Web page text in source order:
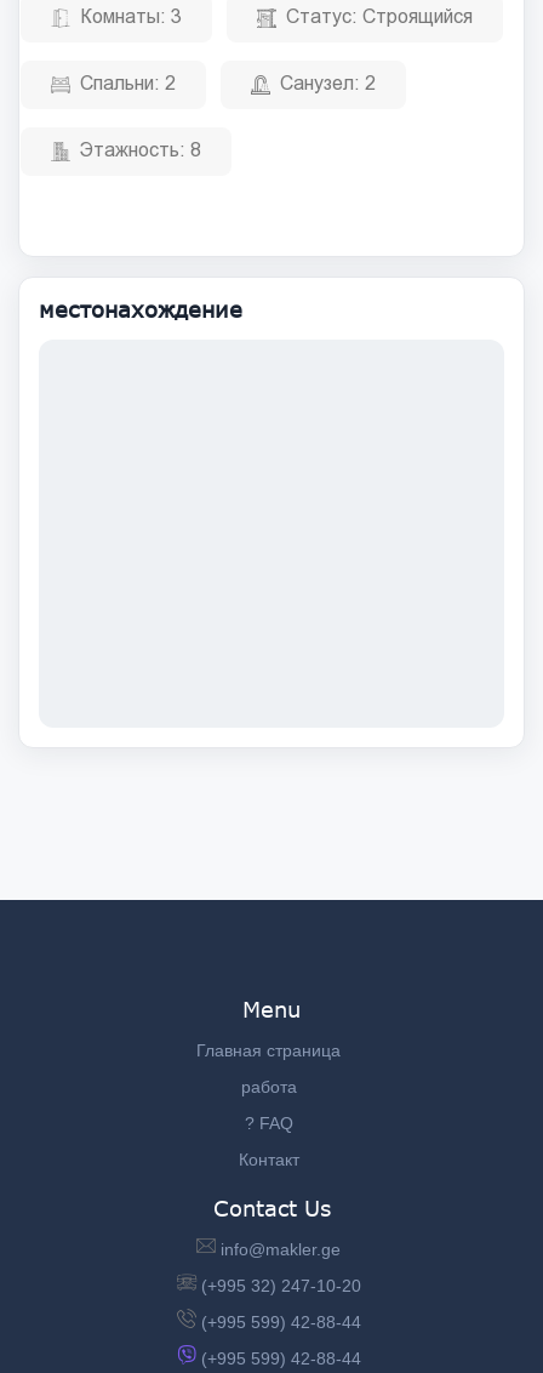
Комнаты: 3 Статус: Строящийся
Спальни: 2 Санузел: 2
Этажность: 8
местонахождение
Menu
Главная страница
работа
? FAQ
Контакт
Contact Us
info@makler.ge
(+995 32) 247-10-20
(+995 599) 42-88-44
(+995 599) 42-88-44